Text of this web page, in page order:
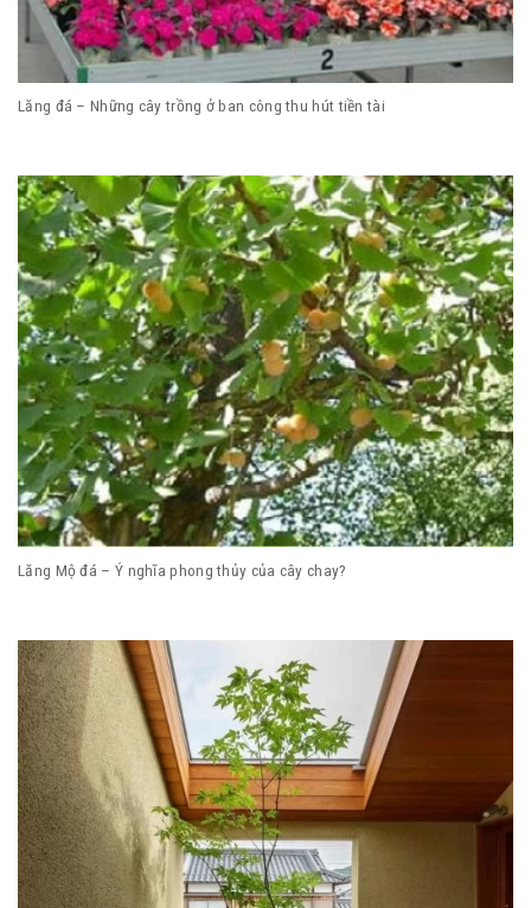
Lăng đá – Những cây trồng ở ban công thu hút tiền tài
Lăng Mộ đá – Ý nghĩa phong thủy của cây chay?